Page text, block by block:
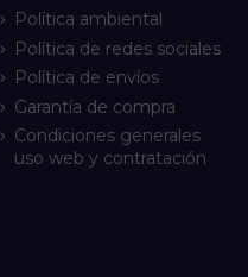
Política ambiental
Política de redes sociales
Política de envíos
Garantía de compra
Condiciones generales
uso web y contratación